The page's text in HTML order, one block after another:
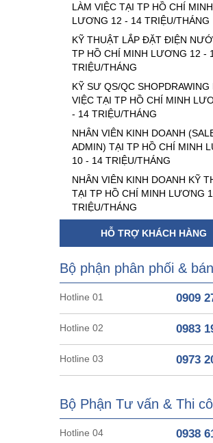
LÀM VIỆC TẠI TP HỒ CHÍ MINH
LƯƠNG 12 - 14 TRIỆU/THÁNG
KỸ THUẬT LẮP ĐẶT ĐIỆN
TP HỒ CHÍ MINH LƯƠNG 12 -
TRIỆU/THÁNG
KỸ SƯ QS/QC SHOPDRAWING
VIỆC TẠI TP HỒ CHÍ MINH
- 14 TRIỆU/THÁNG
NHÂN VIÊN KINH DOANH
ADMIN) TẠI TP HỒ CHÍ MINH
10 - 14 TRIỆU/THÁNG
NHÂN VIÊN KINH DOANH KỸ
TẠI TP HỒ CHÍ MINH LƯƠNG
TRIỆU/THÁNG
HỖ TRỢ KHÁCH HÀNG
Bộ phận phân phối &
Hotline 01 0909
Hotline 02 0983
Hotline 03 0973
Bộ Phận Tư vấn & Thi
Hotline 04 0938